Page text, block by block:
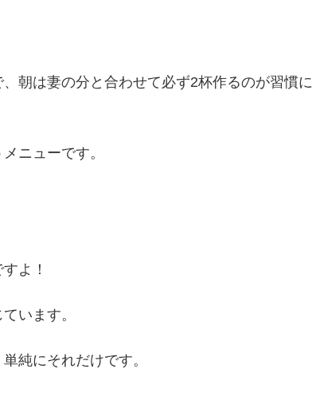
朝は妻の分と合わせて必ず2杯作るのが習慣に
ニューです。
よ！
います。
純にそれだけです。